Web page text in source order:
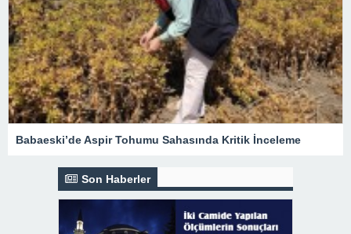
Babaeski’de Aspir Tohumu Sahasında Kritik İnceleme
Son Haberler